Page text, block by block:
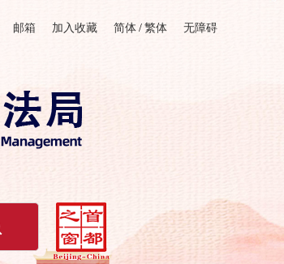
邮箱 加入收藏 简体 / 繁体 无障碍